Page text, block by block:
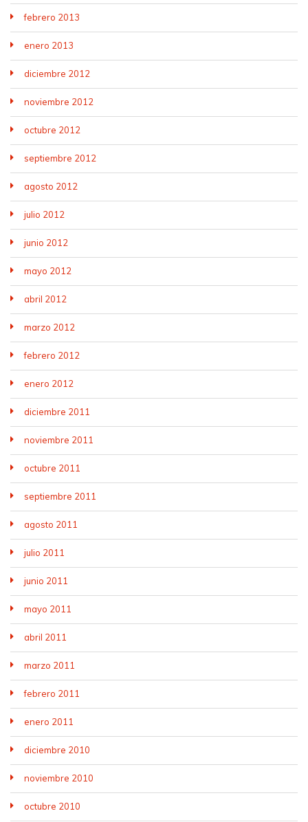
febrero 2013
enero 2013
diciembre 2012
noviembre 2012
octubre 2012
septiembre 2012
agosto 2012
julio 2012
junio 2012
mayo 2012
abril 2012
marzo 2012
febrero 2012
enero 2012
diciembre 2011
noviembre 2011
octubre 2011
septiembre 2011
agosto 2011
julio 2011
junio 2011
mayo 2011
abril 2011
marzo 2011
febrero 2011
enero 2011
diciembre 2010
noviembre 2010
octubre 2010